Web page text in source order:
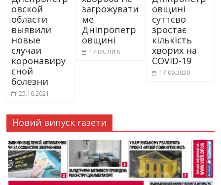
овской
области
выявили
новые
случаи
коронавиру
сной
болезни
25.10.2021
загрожувати
ме
Дніпропетр
овщині
17.08.2018
овщині
суттєво
зростає
кількість
хворих на
COVID-19
17.09.2020
Новий випуск газети